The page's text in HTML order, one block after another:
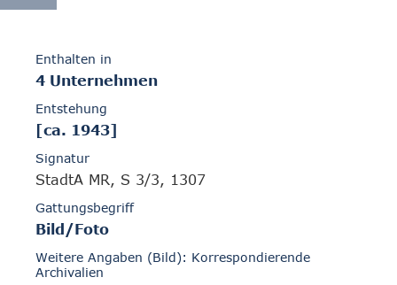
Enthalten in
4 Unternehmen
Entstehung
[ca. 1943]
Signatur
StadtA MR, S 3/3, 1307
Gattungsbegriff
Bild/Foto
Weitere Angaben (Bild): Korrespondierende
Archivalien